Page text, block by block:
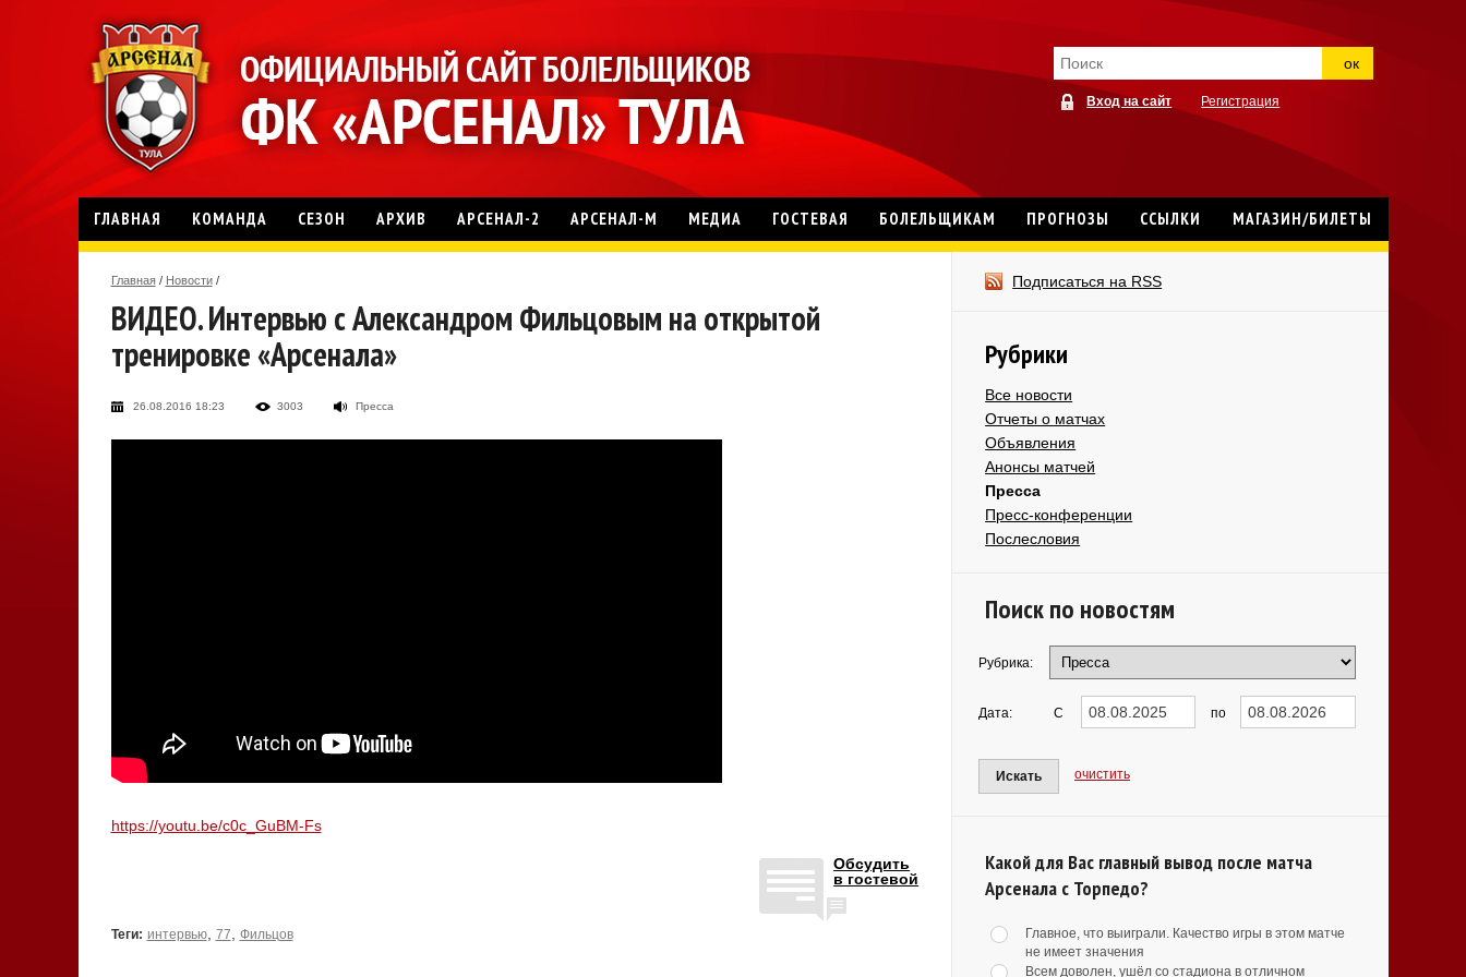
ок
Вход на сайт Регистрация
ГЛАВНАЯ КОМАНДА СЕЗОН АРХИВ АРСЕНАЛ-2 АРСЕНАЛ-М МЕДИА ГОСТЕВАЯ БОЛЕЛЬЩИКАМ ПРОГНОЗЫ ССЫЛКИ МАГАЗИН/БИЛЕТЫ
Главная / Новости /
ВИДЕО. Интервью с Александром Фильцовым на открытой
тренировке «Арсенала»
26.08.2016 18:23 3003 Пресса
https://youtu.be/c0c_GuBM-Fs
Обсудить
в гостевой
Теги: интервью, 77, Фильцов
Подписаться на RSS
Рубрики
Все новости
Отчеты о матчах
Объявления
Анонсы матчей
Пресса
Пресс-конференции
Послесловия
Поиск по новостям
Рубрика:
Дата: С по
Искать очистить
Какой для Вас главный вывод после матча
Арсенала с Торпедо?
Главное, что выиграли. Качество игры в этом матче
не имеет значения
Всем доволен, ушёл со стадиона в отличном